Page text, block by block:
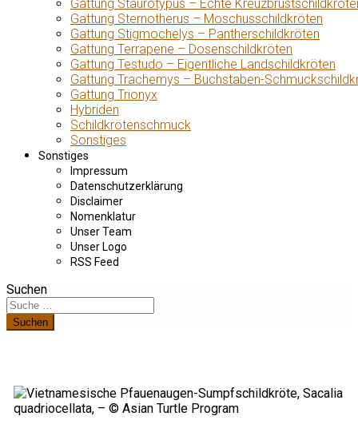
Gattung Staurotypus – Echte
Gattung Sternotherus – Moschusschildkröten
Gattung Stigmochelys – Pantherschildkröten
Gattung Terrapene – Dosenschildkröten
Gattung Testudo – Eigentliche Landschildkröten
Gattung Trachemys – Buchstaben-
Gattung Trionyx
Hybriden
Schildkrötenschmuck
Sonstiges
Sonstiges
Impressum
Datenschutzerklärung
Disclaimer
Nomenklatur
Unser Team
Unser Logo
RSS Feed
Suchen
Suchen